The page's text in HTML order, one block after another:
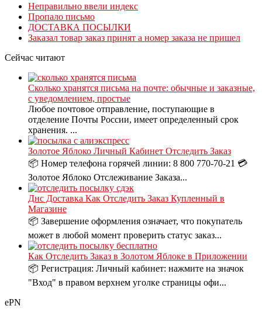
Неправильно ввели индекс
Пропало письмо
ДОСТАВКА ПОСЫЛКИ
Заказал товар заказ принят а номер заказа не пришел
Сейчас читают
Сколько хранятся письма на почте: обычные и заказные,
с уведомлением, простые
Любое почтовое отправление, поступающие в
отделение Почты России, имеет определенный срок
хранения. ...
Золотое Яблоко Личный Кабинет Отследить Заказ
📦 Номер телефона горячей линии: 8 800 770-70-21 💳
Золотое Яблоко Отслеживание Заказа...
Днс Доставка Как Отследить Заказ Купленный в
Магазине
📦 Завершение оформления означает, что покупатель
может в любой момент проверить статус заказ...
Как Отследить Заказ в Золотом Яблоке в Приложении
📦 Регистрация: Личный кабинет: нажмите на значок
"Вход" в правом верхнем уголке страницы офи...
ePN